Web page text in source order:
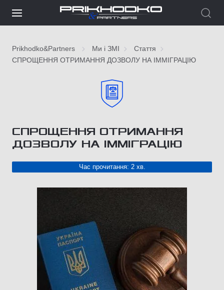
Prikhodko&Partners Ми і ЗМІ
Стаття
СПРОЩЕННЯ ОТРИМАННЯ ДОЗВОЛУ НА ІММІГРАЦІЮ
СПРОЩЕННЯ ОТРИМАННЯ
ДОЗВОЛУ НА ІММІГРАЦІЮ
Час прочитання: 2 хв.